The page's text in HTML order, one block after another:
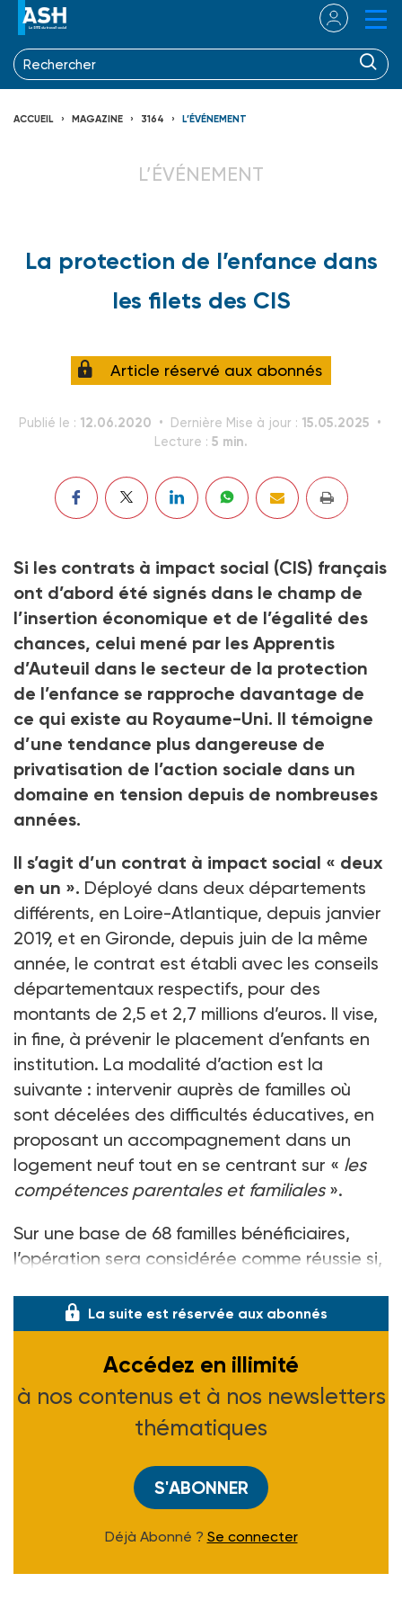
ACCUEIL MAGAZINE 3164 L’ÉVÉNEMENT
L’ÉVÉNEMENT
La protection de l’enfance dans
les filets des CIS
Article réservé aux abonnés
Publié le : 12.06.2020 Dernière Mise à jour : 15.05.2025
Lecture : 5 min.
Si les contrats à impact social (CIS) français
ont d’abord été signés dans le champ de
l’insertion économique et de l’égalité des
chances, celui mené par les Apprentis
d’Auteuil dans le secteur de la protection
de l’enfance se rapproche davantage de
ce qui existe au Royaume-Uni. Il témoigne
d’une tendance plus dangereuse de
privatisation de l’action sociale dans un
domaine en tension depuis de nombreuses
années.
Il s’agit d’un contrat à impact social « deux
en un ». Déployé dans deux départements
différents, en Loire-Atlantique, depuis janvier
2019, et en Gironde, depuis juin de la même
année, le contrat est établi avec les conseils
départementaux respectifs, pour des
montants de 2,5 et 2,7 millions d’euros. Il vise,
in fine, à prévenir le placement d’enfants en
institution. La modalité d’action est la
suivante : intervenir auprès de familles où
sont décelées des difficultés éducatives, en
proposant un accompagnement dans un
logement neuf tout en se centrant sur « les
compétences parentales et familiales».
Sur une base de 68 familles bénéficiaires,
l’opération sera considérée comme réussie si,
La suite est réservée aux abonnés
Accédez en illimité
à nos contenus et à nos newsletters
thématiques
S'ABONNER
Déjà Abonné ? Se connecter